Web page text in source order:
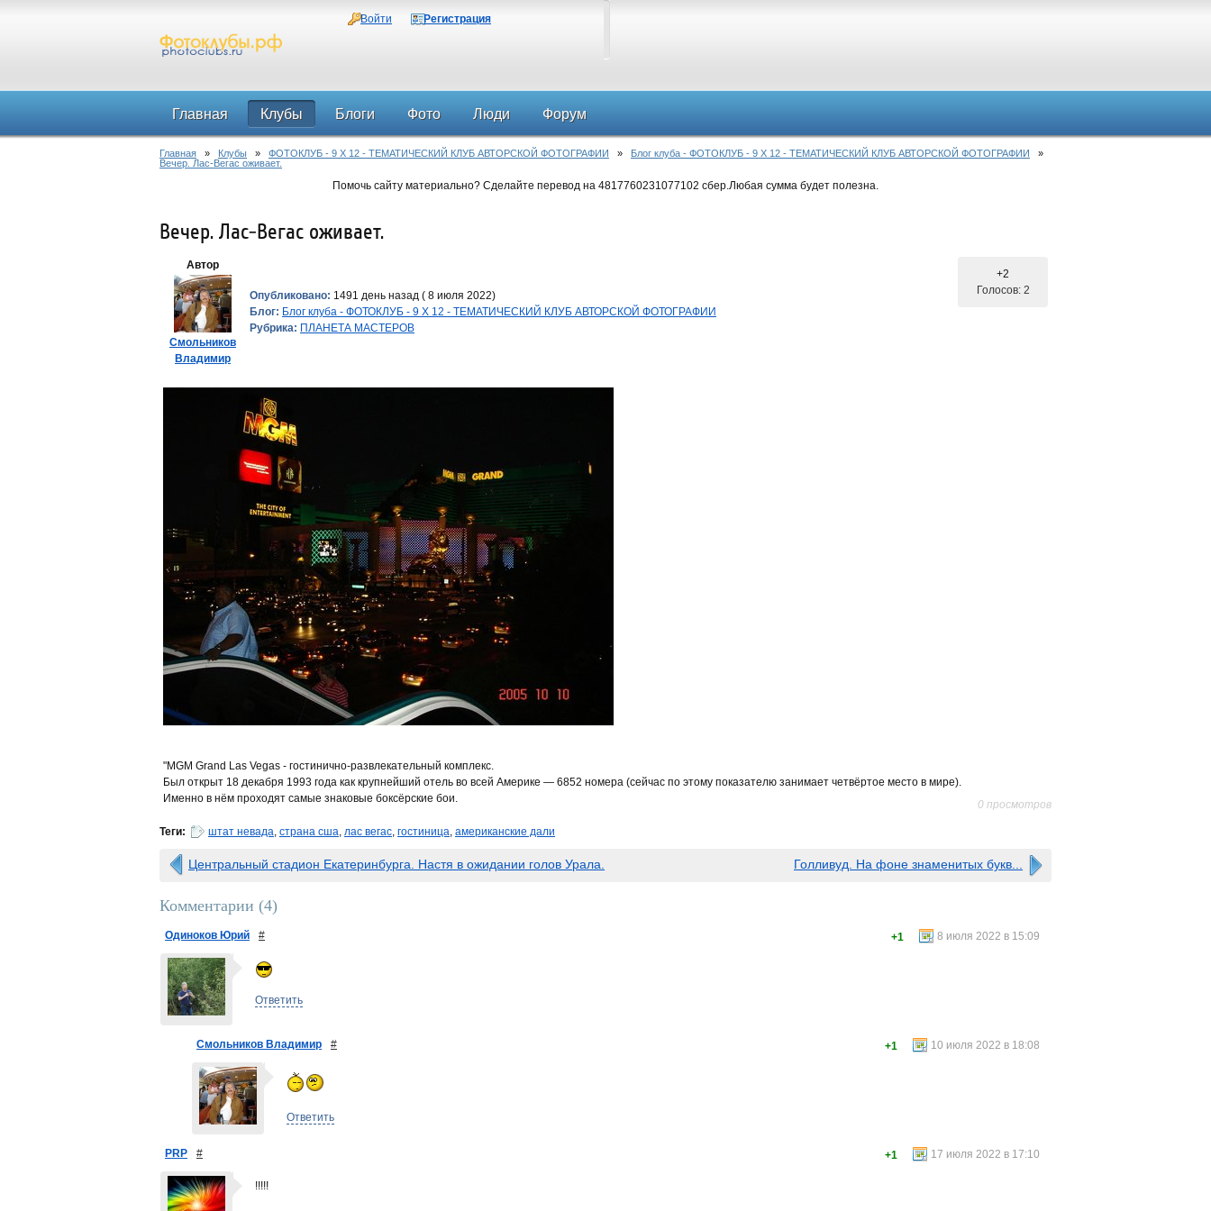
Войти Регистрация
Главная Клубы Блоги Фото Люди Форум
Главная » Клубы » ФОТОКЛУБ - 9 Х 12 - ТЕМАТИЧЕСКИЙ КЛУБ АВТОРСКОЙ ФОТОГРАФИИ » Блог клуба - ФОТОКЛУБ - 9 Х 12 - ТЕМАТИЧЕСКИЙ КЛУБ АВТОРСКОЙ ФОТОГРАФИИ »
Вечер. Лас-Вегас оживает.
Помочь сайту материально? Сделайте перевод на 4817760231077102 сбер.Любая сумма будет полезна.
Вечер. Лас-Вегас оживает.
Автор
Смольников
Владимир
Опубликовано: 1491 день назад ( 8 июля 2022)
Блог: Блог клуба - ФОТОКЛУБ - 9 Х 12 - ТЕМАТИЧЕСКИЙ КЛУБ АВТОРСКОЙ ФОТОГРАФИИ
Рубрика: ПЛАНЕТА МАСТЕРОВ
+2
Голосов: 2
"MGM Grand Las Vegas - гостинично-развлекательный комплекс.
Был открыт 18 декабря 1993 года как крупнейший отель во всей Америке — 6852 номера (сейчас по этому показателю занимает четвёртое место в мире).
Именно в нём проходят самые знаковые боксёрские бои.
0 просмотров
Теги: штат невада, страна сша, лас вегас, гостиница, американские дали
Центральный стадион Екатеринбурга. Настя в ожидании голов Урала. Голливуд. На фоне знаменитых букв...
Комментарии (4)
Одиноков Юрий # 8 июля 2022 в 15:09
+1
Ответить
Смольников Владимир # 10 июля 2022 в 18:08
+1
Ответить
PRP # 17 июля 2022 в 17:10
+1
!!!!!